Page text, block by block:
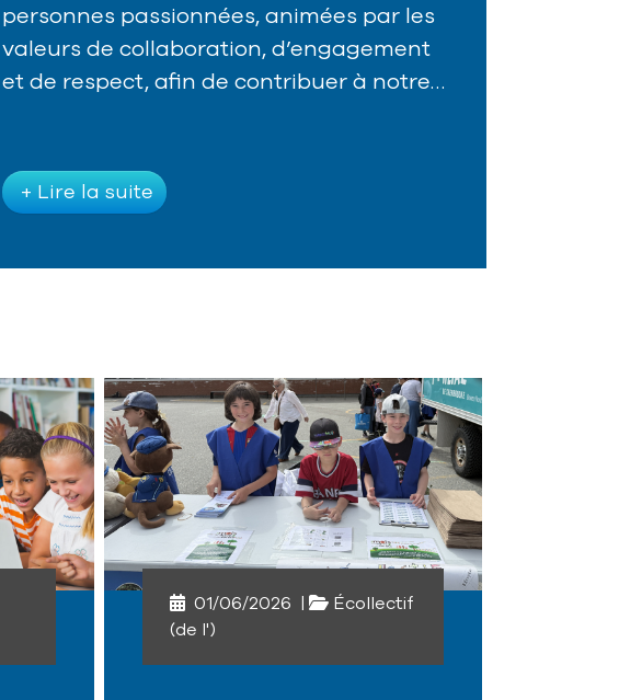
personnes passionnées, animées par les
valeurs de collaboration, d’engagement
et de respect, afin de contribuer à notre…
+ Lire la suite
01/06/2026 |
Écollectif
(de l')